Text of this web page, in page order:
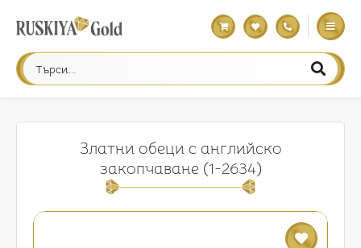
Златни обеци с английско
закопчаване (1-2634)